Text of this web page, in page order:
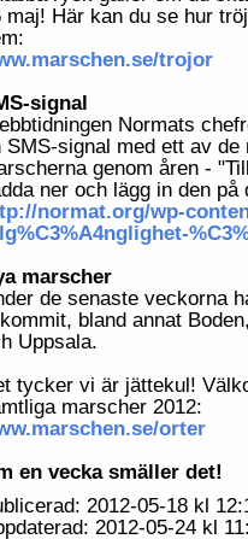
maj! Här kan du se hur
trojor
signal
Normats
SMS-signal med ett av
genom åren -
ner och lägg in den på
normat.org/wp-
marscher
de senaste veckorna
bland annat
Uppsala.
tycker vi är jättekul!
marscher 2012:
orter
en vecka smäller det!
2012-05-18 kl
2012-05-24 kl